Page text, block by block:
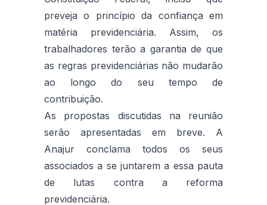
preveja o princípio da confiança em
matéria previdenciária. Assim, os
trabalhadores terão a garantia de que
as regras previdenciárias não mudarão
ao longo do seu tempo de
contribuição.
As propostas discutidas na reunião
serão apresentadas em breve. A
Anajur conclama todos os seus
associados a se juntarem a essa pauta
de lutas contra a reforma
previdenciária.